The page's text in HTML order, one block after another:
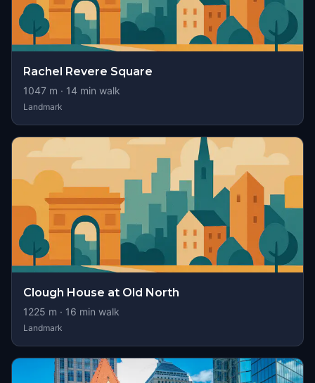
Rachel Revere Square
1047 m · 14 min walk
Landmark
Clough House at Old North
1225 m · 16 min walk
Landmark